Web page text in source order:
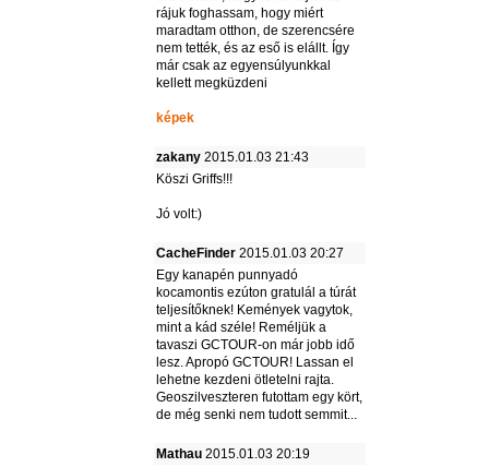
rájuk foghassam, hogy miért
maradtam otthon, de szerencsére
nem tették, és az eső is elállt. Így
már csak az egyensúlyunkkal
kellett megküzdeni
képek
zakany 2015.01.03 21:43
Köszi Griffs!!!
Jó volt:)
CacheFinder 2015.01.03 20:27
Egy kanapén punnyadó
kocamontis ezúton gratulál a túrát
teljesítőknek! Kemények vagytok,
mint a kád széle! Reméljük a
tavaszi GCTOUR-on már jobb idő
lesz. Apropó GCTOUR! Lassan el
lehetne kezdeni ötletelni rajta.
Geoszilveszteren futottam egy kört,
de még senki nem tudott semmit...
Mathau 2015.01.03 20:19